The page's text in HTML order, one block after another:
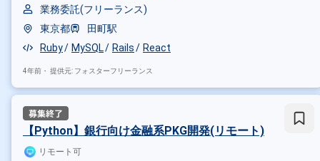
業務委託(フリーランス)
東京都
田町駅
Ruby
MySQL Rails React
4年前・ 提供元: フォスターフリーランス
【Python】銀行向け金融系PKG開発(リモート)
リモート可